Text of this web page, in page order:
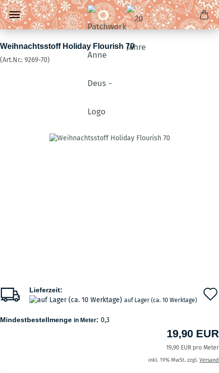
Weihnachtsstoff Holiday Flourish 70
(Art.Nr.: 9269-70)
Lieferzeit:
auf Lager (ca. 10 Werktage)
Mindestbestellmenge in Meter: 0,3
19,90 EUR
19,90 EUR pro Meter
inkl. 19% MwSt. zzgl. Versand